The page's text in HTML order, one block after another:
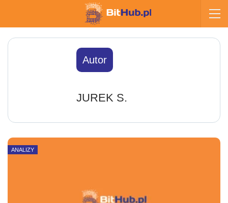
Autor
JUREK S.
ANALIZY